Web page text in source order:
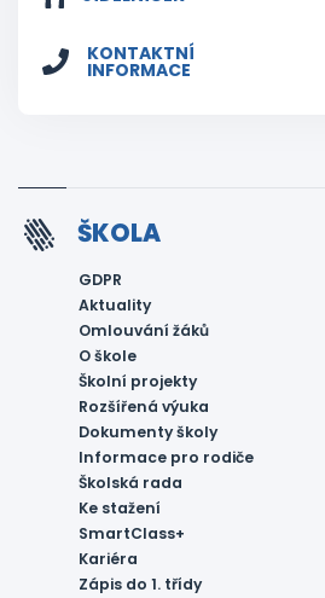
KONTAKTNÍ
INFORMACE
ŠKOLA
GDPR
Aktuality
Omlouvání žáků
O škole
Školní projekty
Rozšířená výuka
Dokumenty školy
Informace pro rodiče
Školská rada
Ke stažení
SmartClass+
Kariéra
Zápis do 1. třídy